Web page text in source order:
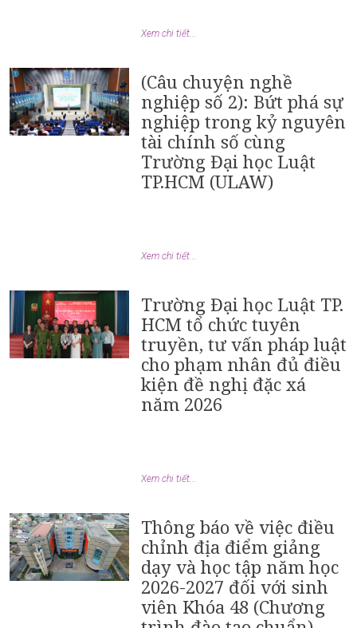
Xem chi tiết...
(Câu chuyện nghề
nghiệp số 2): Bứt phá sự
nghiệp trong kỷ nguyên
tài chính số cùng
Trường Đại học Luật
TP.HCM (ULAW)
Xem chi tiết...
Trường Đại học Luật TP.
HCM tổ chức tuyên
truyền, tư vấn pháp luật
cho phạm nhân đủ điều
kiện đề nghị đặc xá
năm 2026
Xem chi tiết...
Thông báo về việc điều
chỉnh địa điểm giảng
dạy và học tập năm học
2026-2027 đối với sinh
viên Khóa 48 (Chương